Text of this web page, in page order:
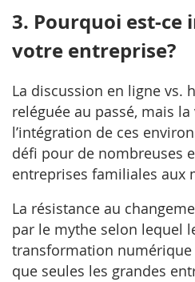
3. Pourquoi est-
votre entreprise?
La discussion en ligne vs.
reléguée au passé, mais
l’intégration de ces
défi pour de nombreuses
entreprises familiales aux
La résistance au
par le mythe selon lequel
transformation numérique
que seules les grandes